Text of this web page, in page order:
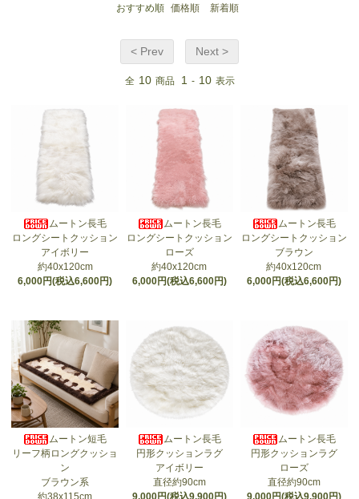
おすすめ順 価格順 新着順
< Prev Next >
全 10 商品 1 - 10 表示
ムートン長毛
ロングシートクッション
アイボリー
約40x120cm
6,000円(税込6,600円)
ムートン長毛
ロングシートクッション
ローズ
約40x120cm
6,000円(税込6,600円)
ムートン長毛
ロングシートクッション
ブラウン
約40x120cm
6,000円(税込6,600円)
ムートン短毛
リーフ柄ロングクッショ
ン
ブラウン系
約38x115cm
ムートン長毛
円形クッションラグ
アイボリー
直径約90cm
9,000円(税込9,900円)
ムートン長毛
円形クッションラグ
ローズ
直径約90cm
9,000円(税込9,900円)